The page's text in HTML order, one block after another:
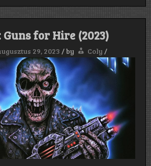
for Hire (2023)
29, 2023 /by Coly /